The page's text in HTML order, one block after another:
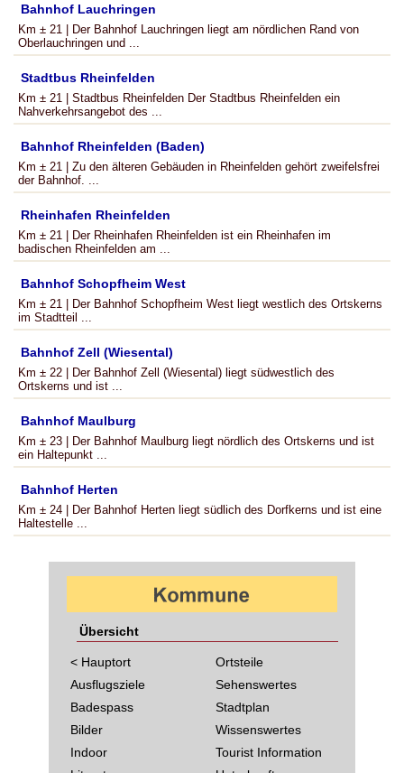
Bahnhof Lauchringen
Km ± 21 | Der Bahnhof Lauchringen liegt am nördlichen Rand von
Oberlauchringen und ...
Stadtbus Rheinfelden
Km ± 21 | Stadtbus Rheinfelden Der Stadtbus Rheinfelden ein
Nahverkehrsangebot des ...
Bahnhof Rheinfelden (Baden)
Km ± 21 | Zu den älteren Gebäuden in Rheinfelden gehört zweifelsfrei
der Bahnhof. ...
Rheinhafen Rheinfelden
Km ± 21 | Der Rheinhafen Rheinfelden ist ein Rheinhafen im
badischen Rheinfelden am ...
Bahnhof Schopfheim West
Km ± 21 | Der Bahnhof Schopfheim West liegt westlich des Ortskerns
im Stadtteil ...
Bahnhof Zell (Wiesental)
Km ± 22 | Der Bahnhof Zell (Wiesental) liegt südwestlich des
Ortskerns und ist ...
Bahnhof Maulburg
Km ± 23 | Der Bahnhof Maulburg liegt nördlich des Ortskerns und ist
ein Haltepunkt ...
Bahnhof Herten
Km ± 24 | Der Bahnhof Herten liegt südlich des Dorfkerns und ist eine
Haltestelle ...
Übersicht
< Hauptort
Ausflugsziele
Badespass
Bilder
Indoor
Ortsteile
Sehenswertes
Stadtplan
Wissenswertes
Tourist Information